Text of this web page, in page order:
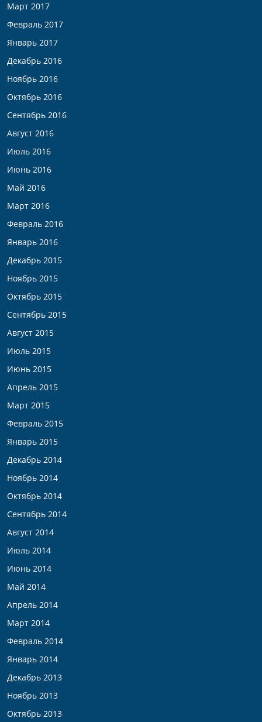
Март 2017
Февраль 2017
Январь 2017
Декабрь 2016
Ноябрь 2016
Октябрь 2016
Сентябрь 2016
Август 2016
Июль 2016
Июнь 2016
Май 2016
Март 2016
Февраль 2016
Январь 2016
Декабрь 2015
Ноябрь 2015
Октябрь 2015
Сентябрь 2015
Август 2015
Июль 2015
Июнь 2015
Апрель 2015
Март 2015
Февраль 2015
Январь 2015
Декабрь 2014
Ноябрь 2014
Октябрь 2014
Сентябрь 2014
Август 2014
Июль 2014
Июнь 2014
Май 2014
Апрель 2014
Март 2014
Февраль 2014
Январь 2014
Декабрь 2013
Ноябрь 2013
Октябрь 2013